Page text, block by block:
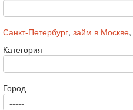
Санкт-Петербург, займ в Москве,
Категория
Город